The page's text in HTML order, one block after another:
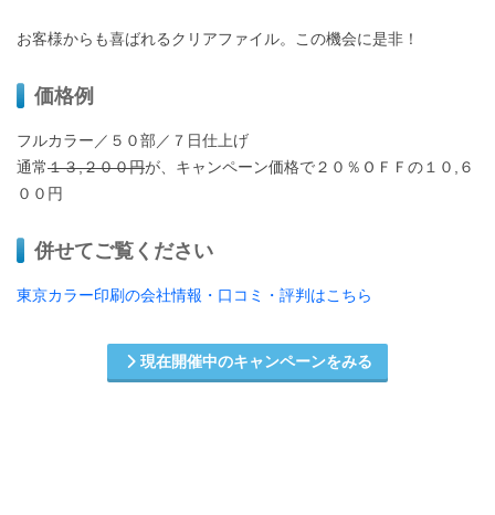
お客様からも喜ばれるクリアファイル。この機会に是非！
価格例
フルカラー／５０部／７日仕上げ
通常１３,２００円が、キャンペーン価格で２０％ＯＦＦの１０,６
００円
併せてご覧ください
東京カラー印刷の会社情報・口コミ・評判はこちら
現在開催中のキャンペーンをみる